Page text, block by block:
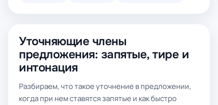
Уточняющие члены
предложения: запятые, тире и
интонация
Разбираем, что такое уточнение в предложении,
когда при нем ставятся запятые и как быстро